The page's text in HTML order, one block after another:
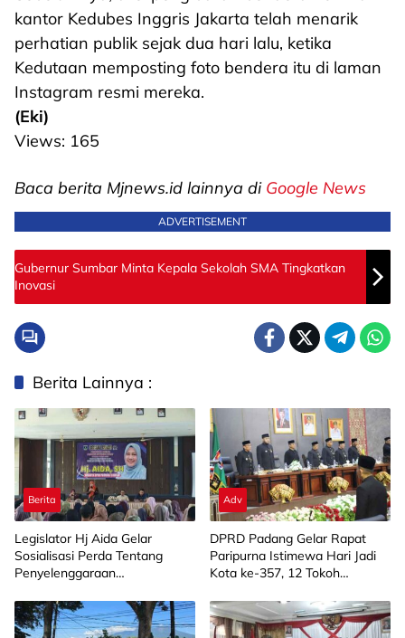
kantor Kedubes Inggris Jakarta telah menarik
perhatian publik sejak dua hari lalu, ketika
Kedutaan memposting foto bendera itu di laman
Instagram resmi mereka.
(Eki)
Views: 165
Baca berita Mjnews.id lainnya di Google News
ADVERTISEMENT
Gubernur Sumbar Minta Kepala Sekolah SMA Tingkatkan
Inovasi
Berita Lainnya :
Berita
Legislator Hj Aida Gelar
Sosialisasi Perda Tentang
Penyelenggaraan
Limapuluh Kota
Adv
DPRD Padang Gelar Rapat
Paripurna Istimewa Hari Jadi
Kota ke-357, 12 Tokoh
Penghargaan